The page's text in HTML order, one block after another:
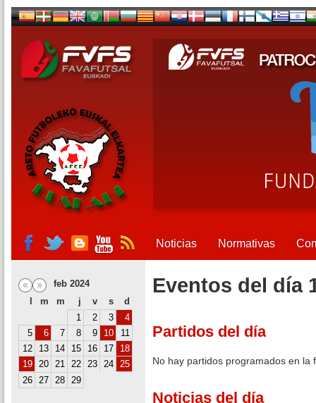
Noticias Normativas
feb 2024
m m j v s
d
1
2 3
4
5
6 7 8 9 10
11
12
13 14 15 16 17
18
19 20 21 22 23 24 25
26 27 28 29
Eventos del día
Partidos del día
No hay partidos programados en la
Noticias del día